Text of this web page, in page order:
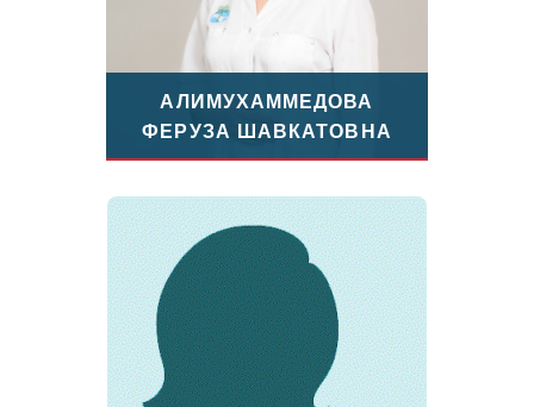
АЛИМУХАММЕДОВА
ФЕРУЗА ШАВКАТОВНА